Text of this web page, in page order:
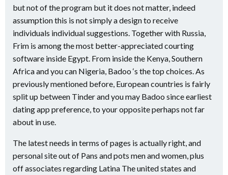
but not of the program but it does not matter, indeed
assumption this is not simply a design to receive
individuals individual suggestions. Together with Russia,
Frim is among the most better-appreciated courting
software inside Egypt. From inside the Kenya, Southern
Africa and you can Nigeria, Badoo ‘s the top choices. As
previously mentioned before, European countries is fairly
split up between Tinder and you may Badoo since earliest
dating app preference, to your opposite perhaps not far
about in use.
The latest needs in terms of pages is actually right, and
personal site out of Pans and pots men and women, plus
off associates regarding Latina The united states and